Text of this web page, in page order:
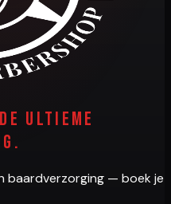
De ultieme
baardverzorging — boek je